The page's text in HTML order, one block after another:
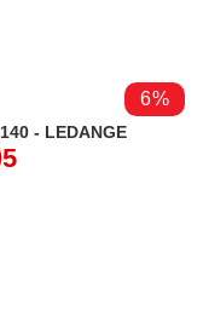
6%
- LEDANGE